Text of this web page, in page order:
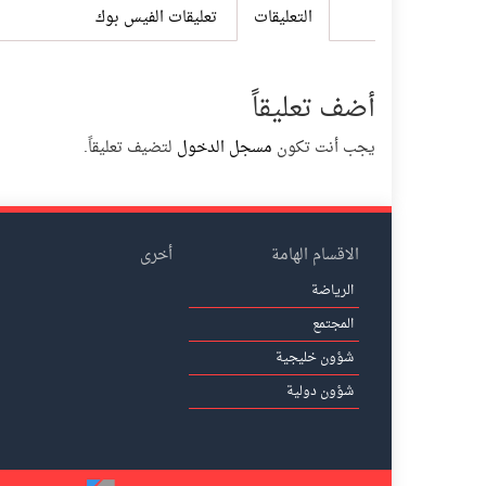
التعليقات تعليقات الفيس بوك
أضف تعليقاً
يجب أنت تكون مسجل الدخول لتضيف تعليقاً.
الاقسام الهامة
الرياضة
المجتمع
شؤون خليجية
شؤون دولية
أخرى